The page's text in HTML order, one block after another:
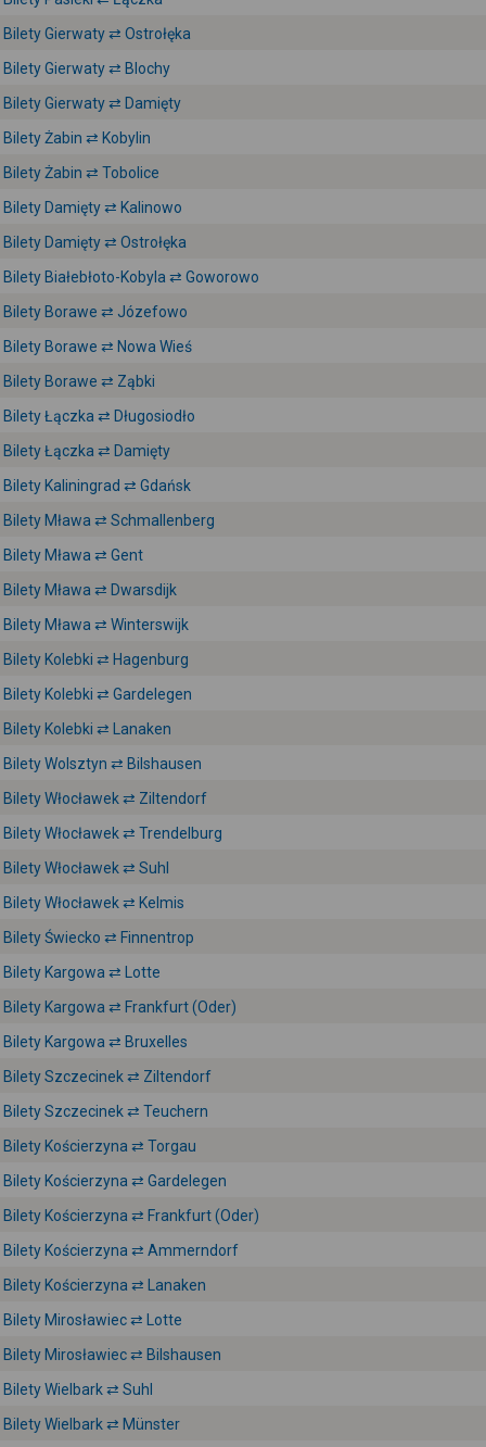
Bilety Gierwaty ⇄ Ostrołęka
Bilety Gierwaty ⇄ Blochy
Bilety Gierwaty ⇄ Damięty
Bilety Żabin ⇄ Kobylin
Bilety Żabin ⇄ Tobolice
Bilety Damięty ⇄ Kalinowo
Bilety Damięty ⇄ Ostrołęka
Bilety Białebłoto-Kobyla ⇄ Goworowo
Bilety Borawe ⇄ Józefowo
Bilety Borawe ⇄ Nowa Wieś
Bilety Borawe ⇄ Ząbki
Bilety Łączka ⇄ Długosiodło
Bilety Łączka ⇄ Damięty
Bilety Kaliningrad ⇄ Gdańsk
Bilety Mława ⇄ Schmallenberg
Bilety Mława ⇄ Gent
Bilety Mława ⇄ Dwarsdijk
Bilety Mława ⇄ Winterswijk
Bilety Kolebki ⇄ Hagenburg
Bilety Kolebki ⇄ Gardelegen
Bilety Kolebki ⇄ Lanaken
Bilety Wolsztyn ⇄ Bilshausen
Bilety Włocławek ⇄ Ziltendorf
Bilety Włocławek ⇄ Trendelburg
Bilety Włocławek ⇄ Suhl
Bilety Włocławek ⇄ Kelmis
Bilety Świecko ⇄ Finnentrop
Bilety Kargowa ⇄ Lotte
Bilety Kargowa ⇄ Frankfurt (Oder)
Bilety Kargowa ⇄ Bruxelles
Bilety Szczecinek ⇄ Ziltendorf
Bilety Szczecinek ⇄ Teuchern
Bilety Kościerzyna ⇄ Torgau
Bilety Kościerzyna ⇄ Gardelegen
Bilety Kościerzyna ⇄ Frankfurt (Oder)
Bilety Kościerzyna ⇄ Ammerndorf
Bilety Kościerzyna ⇄ Lanaken
Bilety Mirosławiec ⇄ Lotte
Bilety Mirosławiec ⇄ Bilshausen
Bilety Wielbark ⇄ Suhl
Bilety Wielbark ⇄ Münster